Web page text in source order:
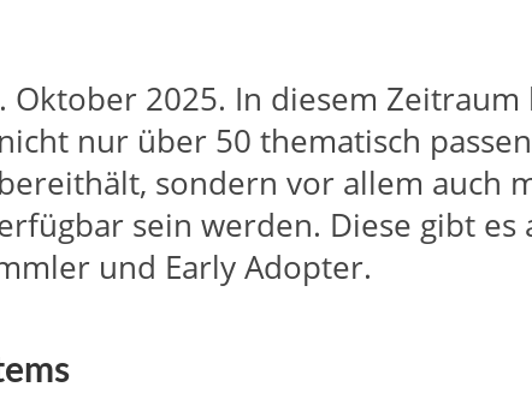
Oktober 2025. In diesem
nur über 50 thematisch
sondern vor allem auch
sein werden. Diese gibt es
und Early Adopter.